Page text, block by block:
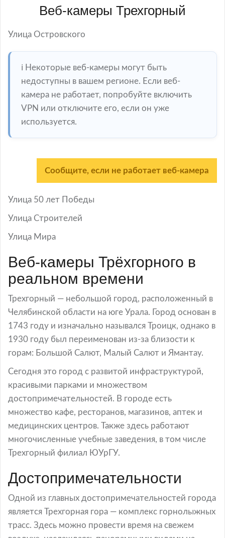
Веб-камеры Трехгорный
Улица Островского
ℹ️ Некоторые веб-камеры могут быть
недоступны в вашем регионе. Если веб-
камера не работает, попробуйте включить
VPN или отключите его, если он уже
используется.
Сообщите, если не работает веб-камера
Улица 50 лет Победы
Улица Строителей
Улица Мира
Веб-камеры Трёхгорного в
реальном времени
Трехгорный — небольшой город, расположенный в
Челябинской области на юге Урала. Город основан в
1743 году и изначально назывался Троицк, однако в
1930 году был переименован из-за близости к
горам: Большой Салют, Малый Салют и Ямантау.
Сегодня это город с развитой инфраструктурой,
красивыми парками и множеством
достопримечательностей. В городе есть
множество кафе, ресторанов, магазинов, аптек и
медицинских центров. Также здесь работают
многочисленные учебные заведения, в том числе
Трехгорный филиал ЮУрГУ.
Достопримечательности
Одной из главных достопримечательностей города
является Трехгорная гора — комплекс горнолыжных
трасс. Здесь можно провести время на свежем